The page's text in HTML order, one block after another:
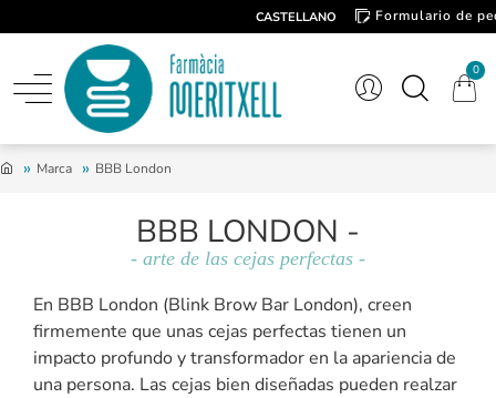
CASTELLANO
Formulario de
0
Marca BBB London
BBB LONDON -
- arte de las cejas perfectas -
En BBB London (Blink Brow Bar London), creen
firmemente que unas cejas perfectas tienen un
impacto profundo y transformador en la apariencia de
una persona. Las cejas bien diseñadas pueden realzar